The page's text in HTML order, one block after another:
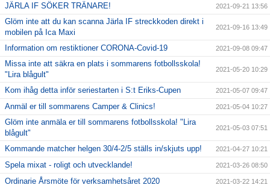
JÄRLA IF SÖKER TRÄNARE! 2021-09-21 13:56
Glöm inte att du kan scanna Järla IF streckkoden direkt i
mobilen på Ica Maxi
2021-09-16 13:49
Information om restiktioner CORONA-Covid-19 2021-09-08 09:47
Missa inte att säkra en plats i sommarens fotbollsskola!
"Lira blågult"
2021-05-20 10:29
Kom ihåg detta inför seriestarten i S:t Eriks-Cupen 2021-05-07 09:47
Anmäl er till sommarens Camper & Clinics! 2021-05-04 10:27
Glöm inte anmäla er till sommarens fotbollsskola! "Lira
blågult"
2021-05-03 07:51
Kommande matcher helgen 30/4-2/5 ställs in/skjuts upp! 2021-04-27 10:21
Spela mixat - roligt och utvecklande! 2021-03-26 08:50
Ordinarie Årsmöte för verksamhetsåret 2020 2021-03-22 14:21